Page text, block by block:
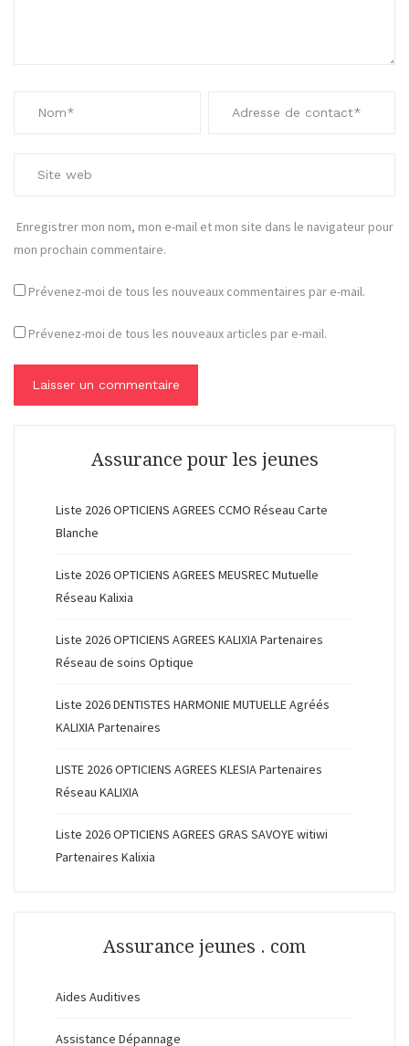
Enregistrer mon nom, mon e-mail et mon site dans le navigateur pour
mon prochain commentaire.
Prévenez-moi de tous les nouveaux commentaires par e-mail.
Prévenez-moi de tous les nouveaux articles par e-mail.
Assurance pour les jeunes
Liste 2026 OPTICIENS AGREES CCMO Réseau Carte
Blanche
Liste 2026 OPTICIENS AGREES MEUSREC Mutuelle
Réseau Kalixia
Liste 2026 OPTICIENS AGREES KALIXIA Partenaires
Réseau de soins Optique
Liste 2026 DENTISTES HARMONIE MUTUELLE Agréés
KALIXIA Partenaires
LISTE 2026 OPTICIENS AGREES KLESIA Partenaires
Réseau KALIXIA
Liste 2026 OPTICIENS AGREES GRAS SAVOYE witiwi
Partenaires Kalixia
Assurance jeunes . com
Aides Auditives
Assistance Dépannage